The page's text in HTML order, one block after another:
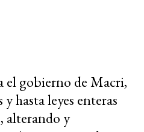
el gobierno de Macri,
hasta leyes enteras
alterando y